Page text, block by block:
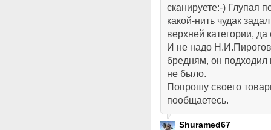
сканируете:-) Глупая
какой-нить чудак
верхней категории,
И не надо
бредням, он подходил
не было.
Попрошу своего
пообщаетесь.
Shuramed67